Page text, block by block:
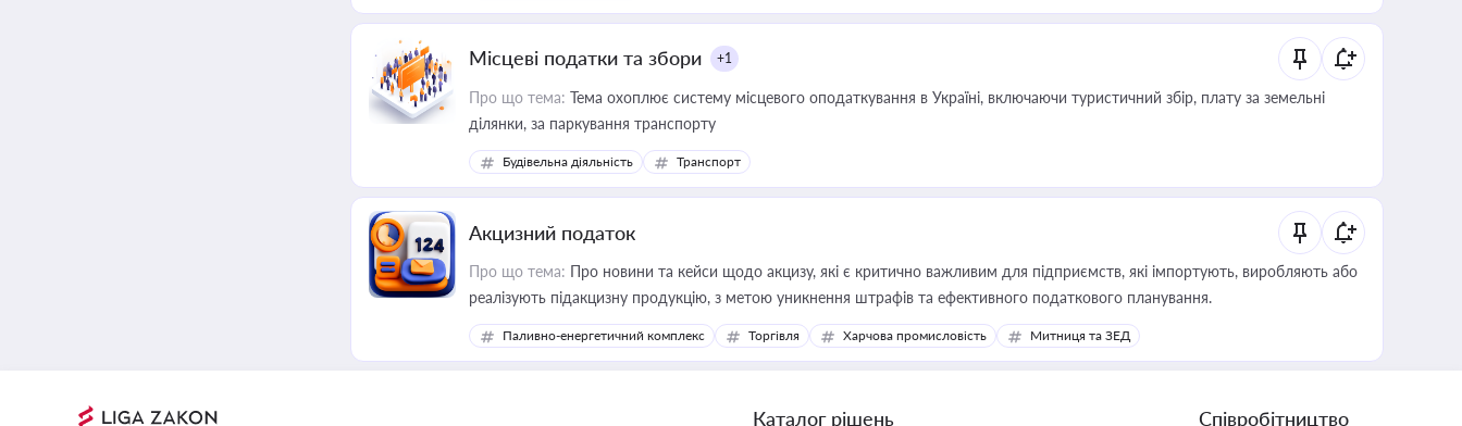
Місцеві податки та збори +1
Про що тема: Тема охоплює систему місцевого оподаткування в Україні, включаючи туристичний збір, плату за земельні
ділянки, за паркування транспорту
Будівельна діяльність Транспорт
Акцизний податок
Про що тема: Про новини та кейси щодо акцизу, які є критично важливим для підприємств, які імпортують, виробляють або
реалізують підакцизну продукцію, з метою уникнення штрафів та ефективного податкового планування.
Паливно-енергетичний комплекс Торгівля Харчова промисловість Митниця та ЗЕД
Каталог рішень Співробітництво